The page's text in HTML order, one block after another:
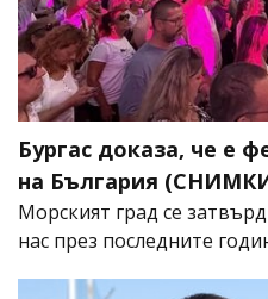
Бургас доказа, че е
на България
Морският град се
нас през последните